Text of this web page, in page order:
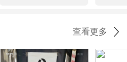
查看更多